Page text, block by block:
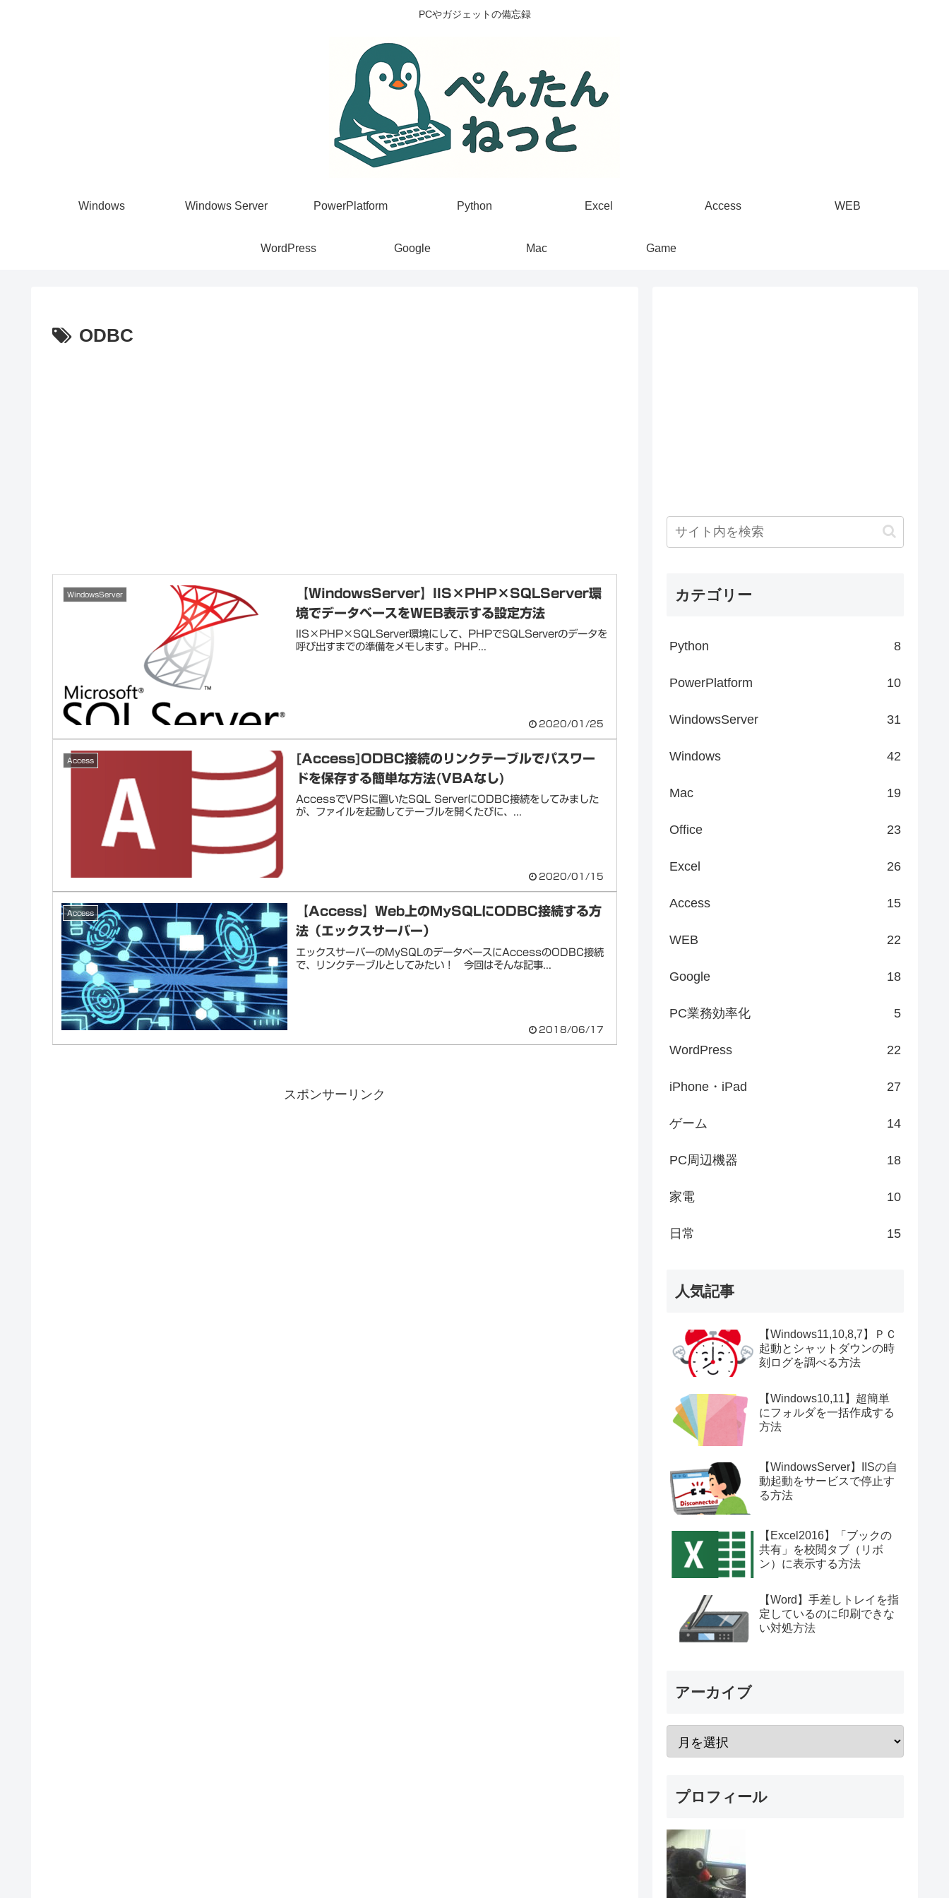
PCやガジェットの備忘録
Windows Windows Server PowerPlatform Python Excel Access WEB
WordPress Google Mac Game
ODBC
WindowsServer
【WindowsServer】IIS×PHP×SQLServer環
境でデータベースをWEB表示する設定方法
IIS×PHP×SQLServer環境にして、PHPでSQLServerのデータを
呼び出すまでの準備をメモします。PHP...
2020/01/25
Access
[Access]ODBC接続のリンクテーブルでパスワー
ドを保存する簡単な方法(VBAなし)
AccessでVPSに置いたSQL ServerにODBC接続をしてみました
が、ファイルを起動してテーブルを開くたびに、...
2020/01/15
Access
【Access】Web上のMySQLにODBC接続する方
法（エックスサーバー）
エックスサーバーのMySQLのデータベースにAccessのODBC接続
で、リンクテーブルとしてみたい！ 今回はそんな記事...
2018/06/17
スポンサーリンク
カテゴリー
Python 8
PowerPlatform 10
WindowsServer 31
Windows 42
Mac 19
Office 23
Excel 26
Access 15
WEB 22
Google 18
PC業務効率化 5
WordPress 22
iPhone・iPad 27
ゲーム 14
PC周辺機器 18
家電 10
日常 15
人気記事
【Windows11,10,8,7】ＰＣ
起動とシャットダウンの時
刻ログを調べる方法
【Windows10,11】超簡単
にフォルダを一括作成する
方法
【WindowsServer】IISの自
動起動をサービスで停止す
る方法
【Excel2016】「ブックの
共有」を校閲タブ（リボ
ン）に表示する方法
【Word】手差しトレイを指
定しているのに印刷できな
い対処方法
アーカイブ
プロフィール